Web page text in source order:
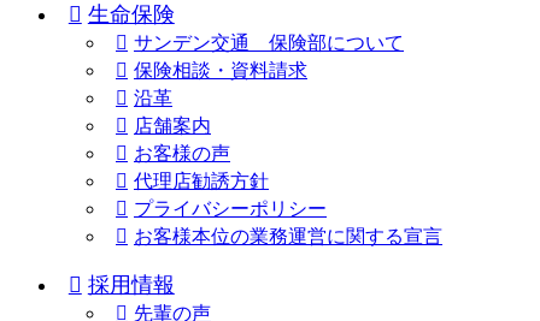
生命保険
サンデン交通 保険部について
保険相談・資料請求
沿革
店舗案内
お客様の声
代理店勧誘方針
プライバシーポリシー
お客様本位の業務運営に関する宣言
採用情報
先輩の声